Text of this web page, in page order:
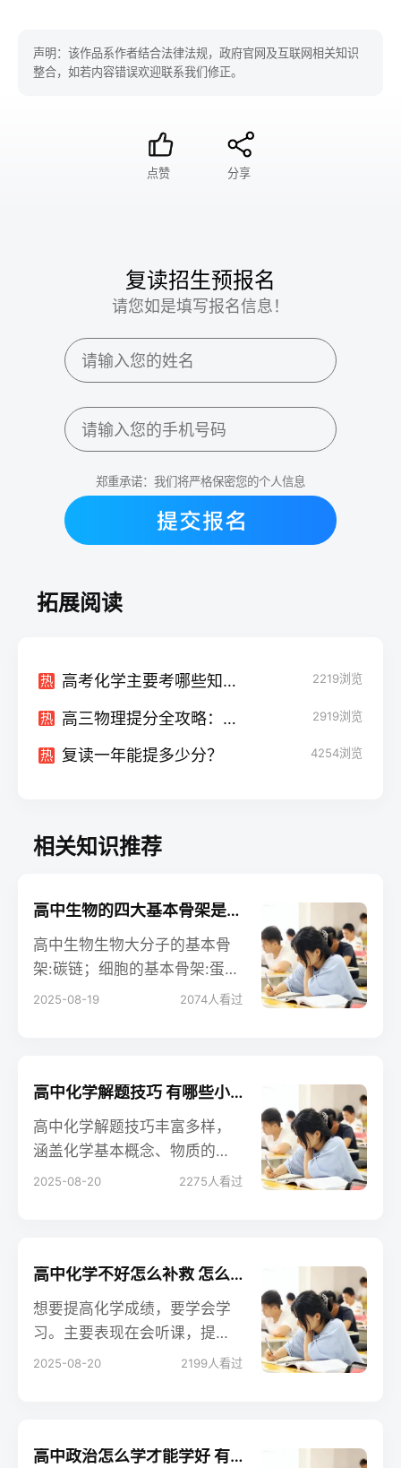
声明：该作品系作者结合法律法规，政府官网及互联网相关知识
整合，如若内容错误欢迎联系我们修正。
点赞 分享
复读招生预报名
请您如是填写报名信息！
郑重承诺：我们将严格保密您的个人信息
拓展阅读
热 高考化学主要考哪些知识点 计算公式有哪些 2219浏览
热 高三物理提分全攻略：从基础到精通的科学备考指南 2919浏览
热 复读一年能提多少分？ 4254浏览
相关知识推荐
高中生物的四大基本骨架是什么 相关知识整理
高中生物生物大分子的基本骨
架:碳链；细胞的基本骨架:蛋白
纤维；生物膜的基本骨架:磷脂
架。以下是小编整理的内容，
大家可以参考。
2025-08-19 2074人看过
高中化学解题技巧 有哪些小窍门
高中化学解题技巧丰富多样，
涵盖化学基本概念、物质的
量、守恒法、估算法、差量法
2025-08-20 2275人看过
高中化学不好怎么补救 怎么提分快
想要提高化学成绩，要学会学
习。主要表现在会听课，提前
预习新课，错题要及时改正并
走，要知道自己哪里学会了，
2025-08-20 2199人看过
高中政治怎么学才能学好 有哪些方法